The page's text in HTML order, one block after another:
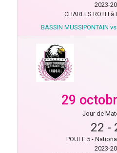
2023-
CHARLES ROTH à
BASSIN MUSSIPONTAIN
29
Jour de
22 -
POULE 5 -
2023-